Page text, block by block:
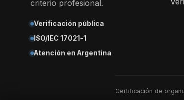
criterio profesional.
Verificación pública
ISO/IEC 17021-1
Atención en Argentina
Certificación de